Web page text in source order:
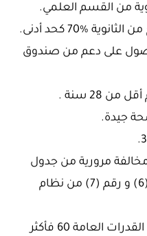
من القسم العلمي.
%70 كحد أدنى.
على دعم من صندوق
28 سنة .
جيدة.
مرورية من جدول
المخالفات المرورية رقم (6) و رقم (7) من نظام
العامة 60 فأكثر